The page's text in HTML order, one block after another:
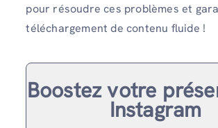
pour résoudre ces problèmes et
téléchargement de contenu fluide !
Boostez votre
Instagram